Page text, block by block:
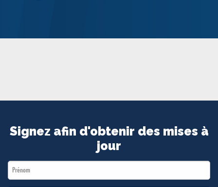
ADHÉREZ
Signez afin d'obtenir des mises à
jour
First
Name